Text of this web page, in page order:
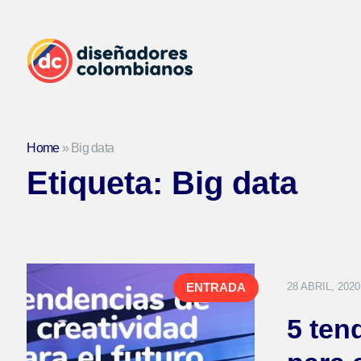
Home» Big data
Etiqueta: Big data
ENTRADA 28 ABRIL, 2020
5